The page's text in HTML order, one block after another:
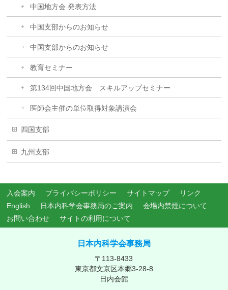
中国地方会 発表方法
中国支部からのお知らせ
中国支部からのお知らせ
教育セミナー
第134回中国地方会 スキルアップセミナー
医師会主催の単位取得対象講演会
四国支部
九州支部
入会案内 プライバシーポリシー サイトマップ
リンク
English
日本内科学会事務局のご案内
会場内禁煙について
お問い合わせ
サイトの利用について
日本内科学会事務局
〒113-8433
東京都文京区本郷3-28-8
日内会館